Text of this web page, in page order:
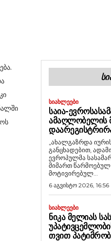
ᲡᲘᲐᲮᲚᲔᲔᲑᲘ
ᲡᲐᲘᲐ-
ᲐᲛᲐᲦᲚᲝᲑᲔᲚᲘᲡ
„ახალგაზრდა
განცხადებით,
ევროპულმა
მიმართ
მოტივირებულ...
6 აგვისტო 2026, 16:56
ᲡᲘᲐᲮᲚᲔᲔᲑᲘ
ᲜᲘᲙᲐ ᲛᲔᲚᲘᲐᲡ
ᲗᲕᲘᲗ